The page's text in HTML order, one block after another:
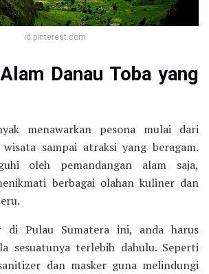
id.pinterest.com
Danau Toba yang
menawarkan pesona mulai dari
sampai atraksi yang beragam.
oleh pemandangan alam saja,
berbagai olahan kuliner dan
di Pulau Sumatera ini, anda harus
sesuatunya terlebih dahulu. Seperti
dan masker guna melindungi